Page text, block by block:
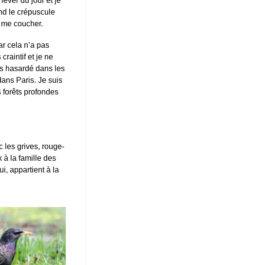
le crépuscule
coucher.
cela n’a pas
craintif et je ne
hasardé dans les
Paris. Je suis
forêts profondes
les grives, rouge-
à la famille des
appartient à la